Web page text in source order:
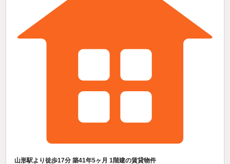
山形駅より徒歩17分 築41年5ヶ月 1階建の賃貸物件